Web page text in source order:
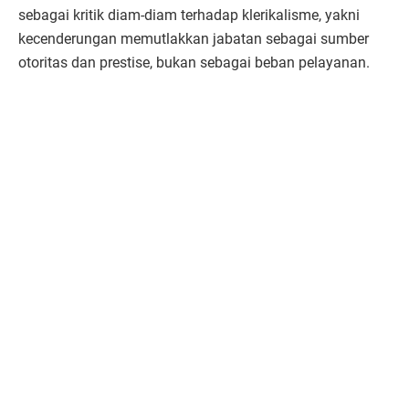
sebagai kritik diam-diam terhadap klerikalisme, yakni
kecenderungan memutlakkan jabatan sebagai sumber
otoritas dan prestise, bukan sebagai beban pelayanan.